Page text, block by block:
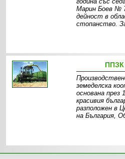
Марин Боев №
дейност в
стопанство.
земеделска
основана през
красивия
разположен в
на България,